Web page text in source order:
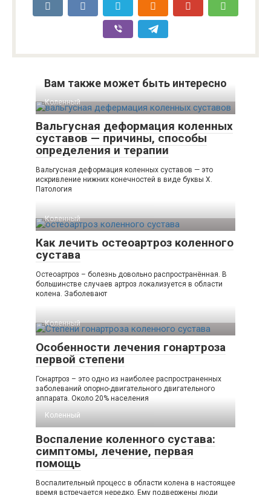
Вам также может быть интересно
Коленный
Вальгусная деформация коленных
суставов — причины, способы
определения и терапии
Вальгусная деформация коленных суставов — это
искривление нижних конечностей в виде буквы Х.
Патология
Коленный
Как лечить остеоартроз коленного
сустава
Остеоартроз – болезнь довольно распространённая. В
большинстве случаев артроз локализуется в области
колена. Заболевают
Коленный
Особенности лечения гонартроза
первой степени
Гонартроз – это одно из наиболее распространенных
заболеваний опорно-двигательного двигательного
аппарата. Около 20% населения
Коленный
Воспаление коленного сустава:
симптомы, лечение, первая
помощь
Воспалительный процесс в области колена в настоящее
время встречается нередко. Ему подвержены люди